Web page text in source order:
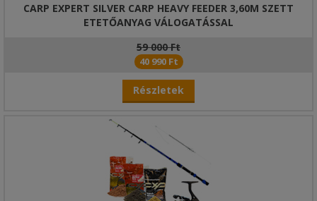
CARP EXPERT SILVER CARP HEAVY FEEDER 3,60M SZETT
ETETŐANYAG VÁLOGATÁSSAL
59 000 Ft
40 990 Ft
Részletek